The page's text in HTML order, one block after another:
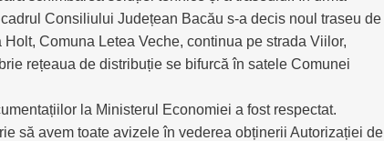
Consiliului Județean Bacău s-a decis noul traseu de
Comuna Letea Veche, continua pe strada Viilor,
rețeaua de distribuție se bifurcă în satele Comunei
la Ministerul Economiei a fost respectat.
să avem toate avizele în vederea obținerii Autorizației de